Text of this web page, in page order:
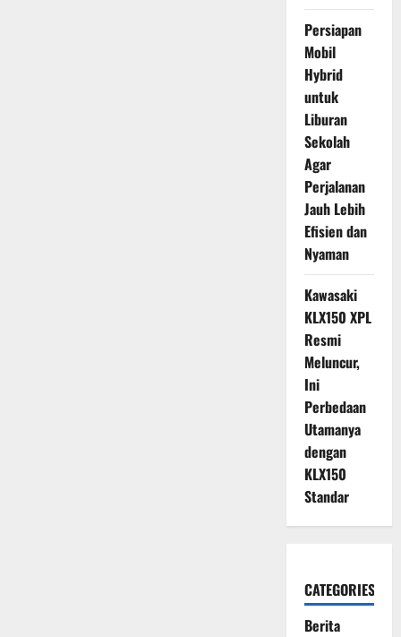
Persiapan
Mobil
Hybrid
untuk
Liburan
Sekolah
Agar
Perjalanan
Jauh Lebih
Efisien dan
Nyaman
Kawasaki
KLX150 XPL
Resmi
Meluncur,
Ini
Perbedaan
Utamanya
dengan
KLX150
Standar
CATEGORIES
Berita